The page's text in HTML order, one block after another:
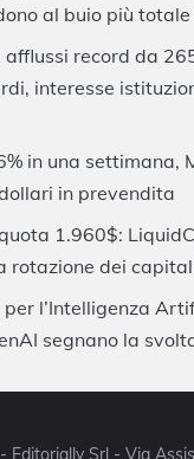
al buio più totale
afflussi record da
interesse
in una settimana,
in prevendita
1.960$:
rotazione dei
l’Intelligenza
segnano la
Editorially Srl - Via